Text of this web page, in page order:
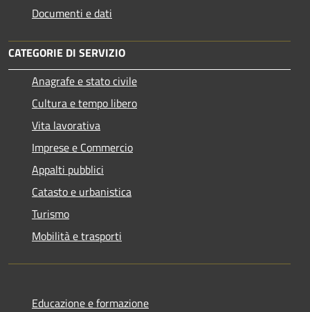
Documenti e dati
CATEGORIE DI SERVIZIO
Anagrafe e stato civile
Cultura e tempo libero
Vita lavorativa
Imprese e Commercio
Appalti pubblici
Catasto e urbanistica
Turismo
Mobilità e trasporti
Educazione e formazione